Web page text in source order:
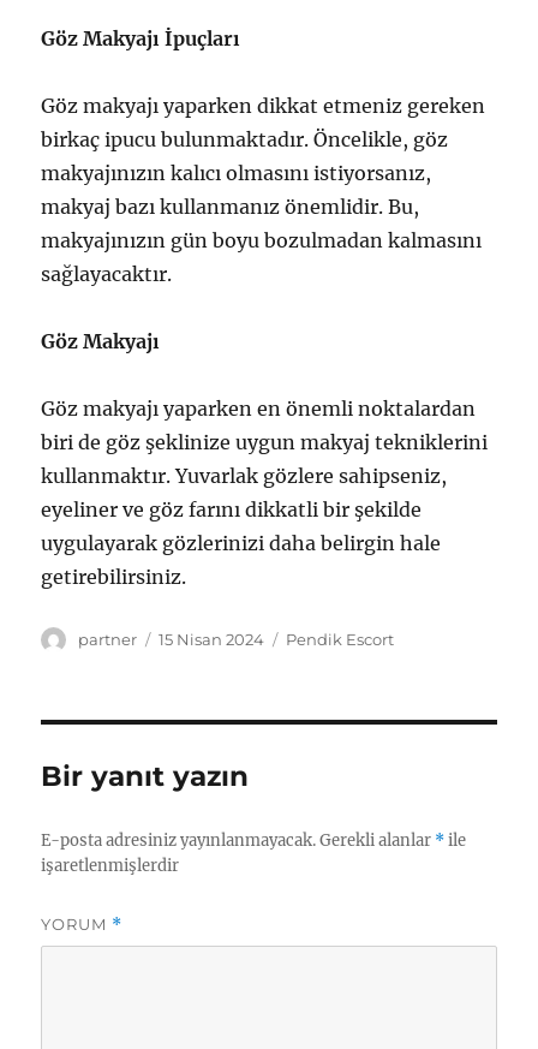
Göz Makyajı İpuçları
Göz makyajı yaparken dikkat etmeniz gereken
birkaç ipucu bulunmaktadır. Öncelikle, göz
makyajınızın kalıcı olmasını istiyorsanız,
makyaj bazı kullanmanız önemlidir. Bu,
makyajınızın gün boyu bozulmadan kalmasını
sağlayacaktır.
Göz Makyajı
Göz makyajı yaparken en önemli noktalardan
biri de göz şeklinize uygun makyaj tekniklerini
kullanmaktır. Yuvarlak gözlere sahipseniz,
eyeliner ve göz farını dikkatli bir şekilde
uygulayarak gözlerinizi daha belirgin hale
getirebilirsiniz.
Yazar
partner
Yayın
15 Nisan 2024 Kategoriler
Pendik Escort
Bir yanıt yazın
E-posta adresiniz yayınlanmayacak. Gerekli alanlar *ile
işaretlenmişlerdir
YORUM *